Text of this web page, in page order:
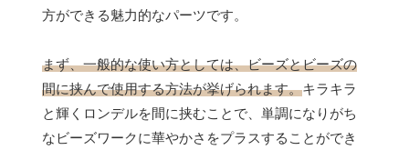
方ができる魅力的なパーツです。
まず、一般的な使い方としては、ビーズとビーズの
間に挟んで使用する方法が挙げられます。キラキラ
と輝くロンデルを間に挟むことで、単調になりがち
なビーズワークに華やかさをプラスすることができ